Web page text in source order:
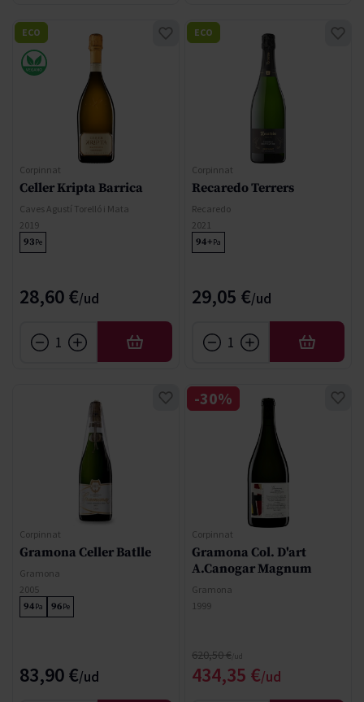
Corpinnat
Celler Kripta Barrica
Caves Agustí Torelló i Mata
2019
93Pe
28,60 €
ECO
AFEGIR
Corpinnat
Recaredo Terrers
Recaredo
2021
94+Pa
29,05 €
ECO
AFEGIR
Corpinnat
Gramona Celler Batlle
Gramona
2005
94Pa 96Pe
83,90 €
Corpinnat
Gramona Col. D'art
A.Canogar Magnum
Gramona
1999
Special Price
434,35 €
Regular Price
620,50 €
-30%